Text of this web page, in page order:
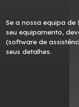
Se a nossa equipa de
seu equipamento,
(software de
seus detalhes.